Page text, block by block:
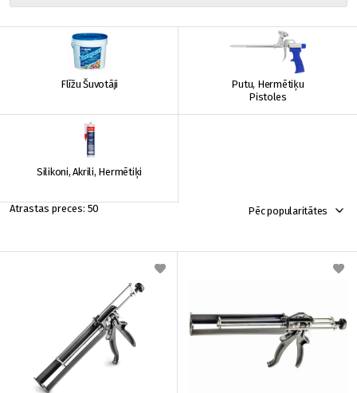
Flīžu Šuvotāji
Putu, Hermētiķu
Pistoles
Silikoni, Akrili, Hermētiķi
50 Pēc popularitātes